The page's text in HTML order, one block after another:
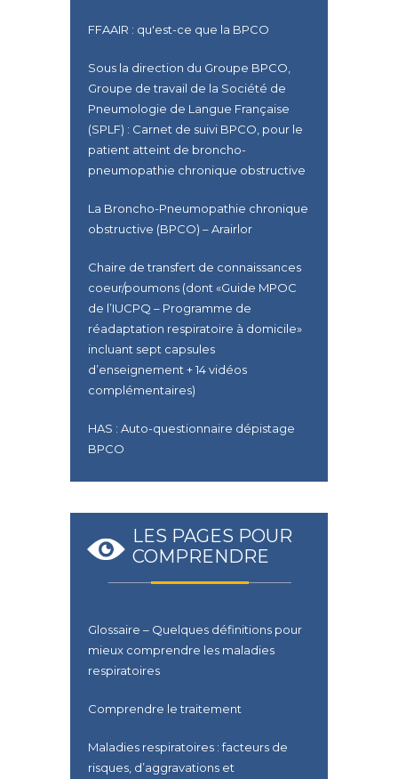
FFAAIR : qu'est-ce que la BPCO
Sous la direction du Groupe BPCO,
Groupe de travail de la Société de
Pneumologie de Langue Française
(SPLF) : Carnet de suivi BPCO, pour le
patient atteint de broncho-
pneumopathie chronique obstructive
La Broncho-Pneumopathie chronique
obstructive (BPCO) – Arairlor
Chaire de transfert de connaissances
coeur/poumons (dont «Guide MPOC
de l’IUCPQ – Programme de
réadaptation respiratoire à domicile»
incluant sept capsules
d’enseignement + 14 vidéos
complémentaires)
HAS : Auto-questionnaire dépistage
BPCO
LES PAGES POUR
COMPRENDRE
Glossaire – Quelques définitions pour
mieux comprendre les maladies
respiratoires
Comprendre le traitement
Maladies respiratoires : facteurs de
risques, d’aggravations et